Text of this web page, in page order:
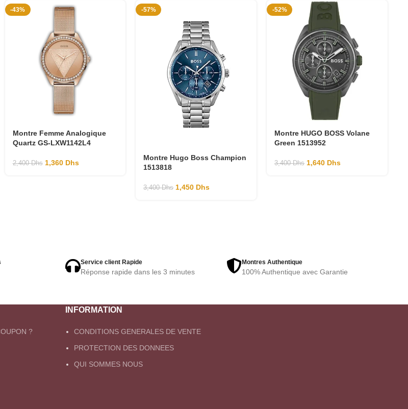
-43%
Montre Femme Analogique
Quartz GS-LXW1142L4
2,400Dhs 1,360 Dhs
-57%
Montre Hugo Boss Champion
1513818
3,400Dhs 1,450 Dhs
-52%
Montre HUGO BOSS Volane
Green 1513952
3,400Dhs 1,640 Dhs
Service client Rapide
Réponse rapide dans les 3 minutes
Montres Authentique
100% Authentique avec Garantie
?
INFORMATION
CONDITIONS GENERALES DE VENTE
PROTECTION DES DONNEES
QUI SOMMES NOUS